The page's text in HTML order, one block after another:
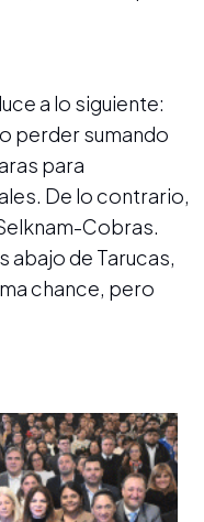
a lo siguiente:
perder sumando
para
De lo contrario,
Cobras.
abajo de Tarucas,
chance, pero